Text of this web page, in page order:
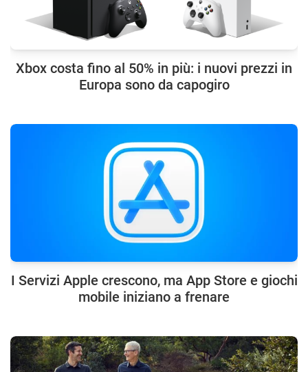
Xbox costa fino al 50% in più: i nuovi prezzi in
Europa sono da capogiro
I Servizi Apple crescono, ma App Store e giochi
mobile iniziano a frenare